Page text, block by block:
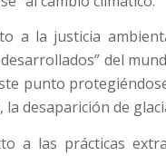
a la justicia
del
punto
la desaparición de
a las prácticas